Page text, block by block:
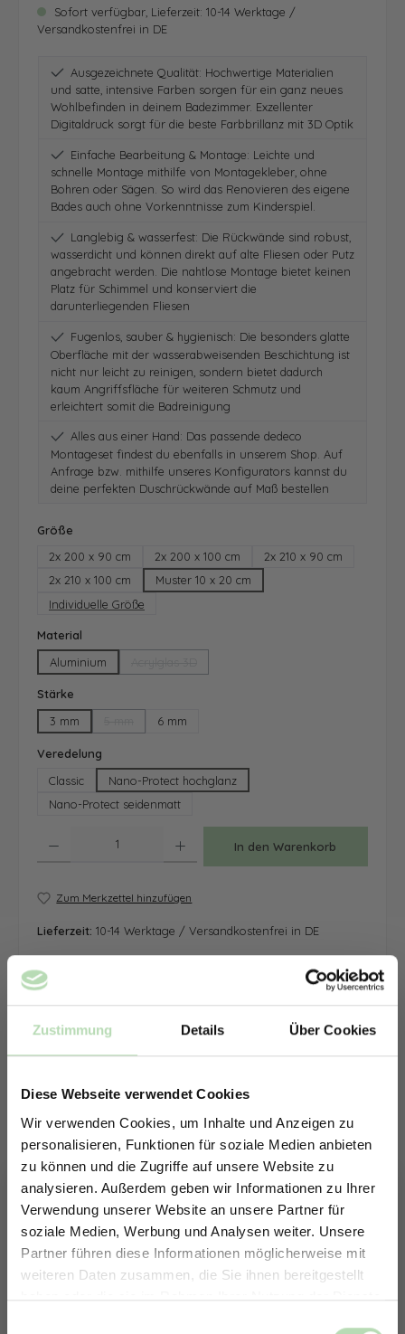
Zustimmung Details Über Cookies
Diese Webseite verwendet Cookies
Wir verwenden Cookies, um Inhalte und Anzeigen zu
personalisieren, Funktionen für soziale Medien anbieten
zu können und die Zugriffe auf unsere Website zu
analysieren. Außerdem geben wir Informationen zu Ihrer
Verwendung unserer Website an unsere Partner für
soziale Medien, Werbung und Analysen weiter. Unsere
Partner führen diese Informationen möglicherweise mit
weiteren Daten zusammen, die Sie ihnen bereitgestellt
haben oder die sie im Rahmen Ihrer Nutzung der Dienste
Sofort verfügbar, Lieferzeit: 10-14 Werktage /
Versandkostenfrei in DE
Ausgezeichnete Qualität: Hochwertige Materialien
und satte, intensive Farben sorgen für ein ganz neues
Wohlbefinden in deinem Badezimmer. Exzellenter
Digitaldruck sorgt für die beste Farbbrillanz mit 3D Optik
Einfache Bearbeitung & Montage: Leichte und
schnelle Montage mithilfe von Montagekleber, ohne
Bohren oder Sägen. So wird das Renovieren des eigene
Bades auch ohne Vorkenntnisse zum Kinderspiel.
Langlebig & wasserfest: Die Rückwände sind robust,
wasserdicht und können direkt auf alte Fliesen oder Putz
angebracht werden. Die nahtlose Montage bietet keinen
Platz für Schimmel und konserviert die
darunterliegenden Fliesen
Fugenlos, sauber & hygienisch: Die besonders glatte
Oberfläche mit der wasserabweisenden Beschichtung ist
nicht nur leicht zu reinigen, sondern bietet dadurch
kaum Angriffsfläche für weiteren Schmutz und
erleichtert somit die Badreinigung
Alles aus einer Hand: Das passende dedeco
Montageset findest du ebenfalls in unserem Shop. Auf
Anfrage bzw. mithilfe unseres Konfigurators kannst du
deine perfekten Duschrückwände auf Maß bestellen
Größe
2x 200 x 90 cm
2x 200 x 100 cm
2x 210 x 90 cm
2x 210 x 100 cm
Muster 10 x 20 cm
Individuelle Größe
Material
Aluminium
Stärke
3 mm
(Diese Option ist zurzeit nicht verfügbar.)
6 mm
Veredelung
Classic
Nano-Protect hochglanz
Nano-Protect seidenmatt
In den Warenkorb
Zum Merkzettel hinzufügen
Lieferzeit: 10-14 Werktage / Versandkostenfrei in DE
ERHALTE 5% RABATT AUF
DEINE RÜCKWÄNDE